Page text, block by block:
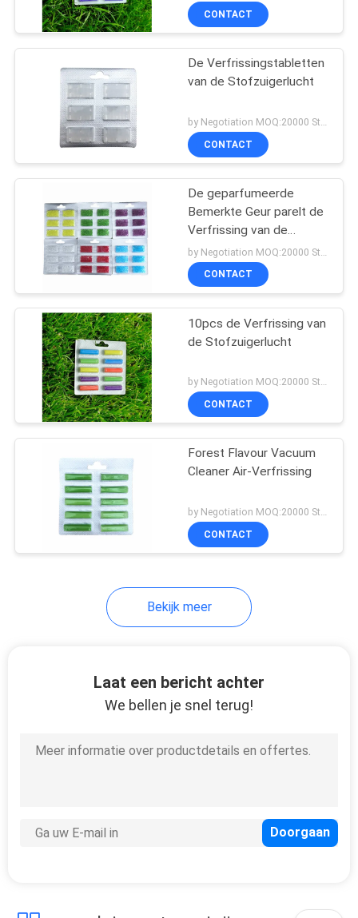
CONTACT
De Verfrissingstabletten
van de Stofzuigerlucht
CONTACT
De geparfumeerde
Bemerkte Geur parelt de
Verfrissing van de
Stofzuigerlucht
CONTACT
10pcs de Verfrissing van
de Stofzuigerlucht
by Negotiation MOQ:20000 Stuk/Stukken
CONTACT
Forest Flavour Vacuum
Cleaner Air-Verfrissing
by Negotiation MOQ:20000 Stuk/Stukken
CONTACT
Bekijk meer
Laat een bericht achter
We bellen je snel terug!